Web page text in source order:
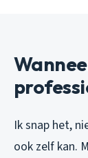
Ik snap het,
ook zelf kan.